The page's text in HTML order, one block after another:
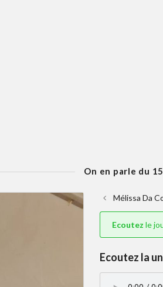
On en parle du
Mélissa Da
Ecoutez le
Ecoutez la